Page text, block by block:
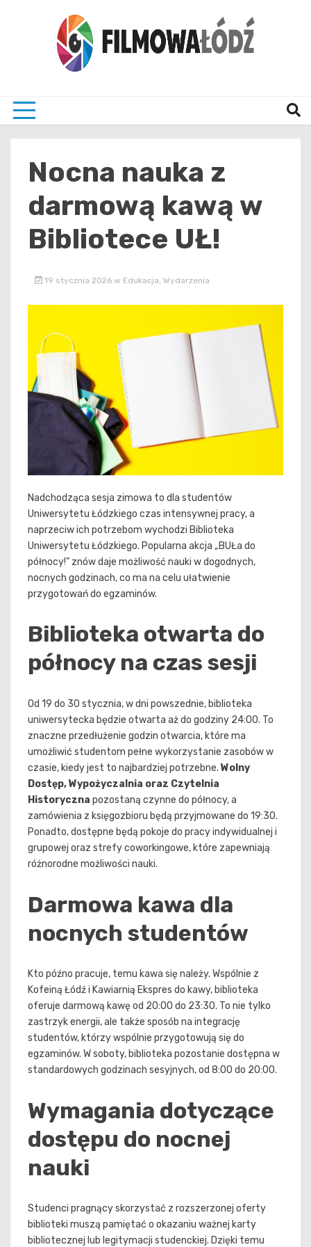
Nocna nauka z
darmową kawą w
Bibliotece UŁ!
19 stycznia 2026 w Edukacja Wydarzenia
Nadchodząca sesja zimowa to dla studentów
Uniwersytetu Łódzkiego czas intensywnej pracy, a
naprzeciw ich potrzebom wychodzi Biblioteka
Uniwersytetu Łódzkiego. Popularna akcja „BUŁa do
północy!” znów daje możliwość nauki w dogodnych,
nocnych godzinach, co ma na celu ułatwienie
przygotowań do egzaminów.
Biblioteka otwarta do
północy na czas sesji
Od 19 do 30 stycznia, w dni powszednie, biblioteka
uniwersytecka będzie otwarta aż do godziny 24:00. To
znaczne przedłużenie godzin otwarcia, które ma
umożliwić studentom pełne wykorzystanie zasobów w
czasie, kiedy jest to najbardziej potrzebne. Wolny
Dostęp, Wypożyczalnia oraz Czytelnia
Historyczna pozostaną czynne do północy, a
zamówienia z księgozbioru będą przyjmowane do 19:30.
Ponadto, dostępne będą pokoje do pracy indywidualnej i
grupowej oraz strefy coworkingowe, które zapewniają
różnorodne możliwości nauki.
Darmowa kawa dla
nocnych studentów
Kto późno pracuje, temu kawa się należy. Wspólnie z
Kofeiną Łódź i Kawiarnią Ekspres do kawy, biblioteka
oferuje darmową kawę od 20:00 do 23:30. To nie tylko
zastrzyk energii, ale także sposób na integrację
studentów, którzy wspólnie przygotowują się do
egzaminów. W soboty, biblioteka pozostanie dostępna w
standardowych godzinach sesyjnych, od 8:00 do 20:00.
Wymagania dotyczące
dostępu do nocnej
nauki
Studenci pragnący skorzystać z rozszerzonej oferty
biblioteki muszą pamiętać o okazaniu ważnej karty
bibliotecznej lub legitymacji studenckiej. Dzięki temu